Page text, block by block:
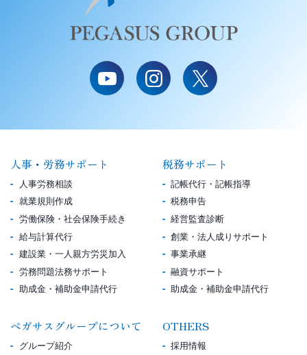
人事・労務サポート
人事労務相談
就業規則作成
労働保険・社会保険手続き
給与計算代行
建設業・一人親方労災加入
労務問題法務サポート
助成金・補助金申請代行
税務サポート
記帳代行・記帳指導
税務申告
経営監査診断
創業・法人成りサポート
事業承継
融資サポート
助成金・補助金申請代行
ペガサスグループについて
グループ紹介
OTHERS
採用情報